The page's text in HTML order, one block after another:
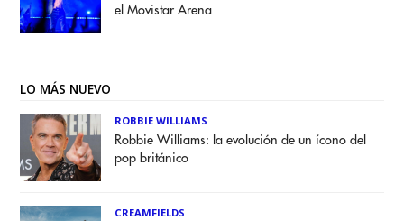
el Movistar Arena
LO MÁS NUEVO
ROBBIE WILLIAMS
Robbie Williams: la evolución de un ícono del
pop británico
CREAMFIELDS